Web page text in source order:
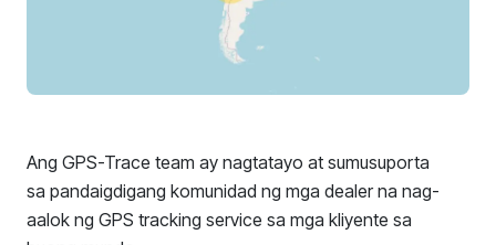
Ang GPS-Trace team ay nagtatayo at sumusuporta
sa pandaigdigang komunidad ng mga dealer na nag-
aalok ng GPS tracking service sa mga kliyente sa